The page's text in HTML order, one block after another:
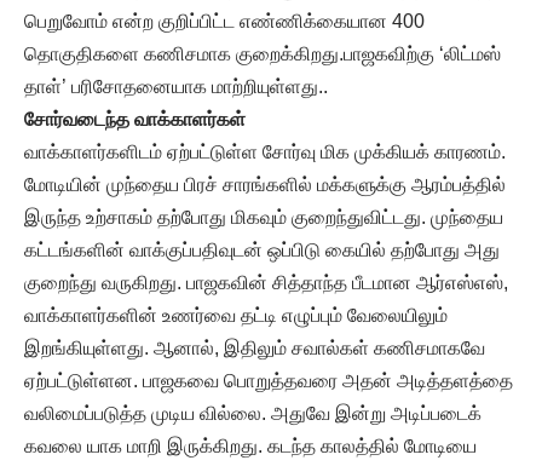
பெறுவோம் என்ற குறிப்பிட்ட எண்ணிக்கையான 400
தொகுதிகளை கணிசமாக குறைக்கிறது.பாஜகவிற்கு ‘லிட்மஸ்
தாள்’ பரிசோதனையாக மாற்றியுள்ளது..
சோர்வடைந்த வாக்காளர்கள்
வாக்காளர்களிடம் ஏற்பட்டுள்ள சோர்வு மிக முக்கியக் காரணம்.
மோடியின் முந்தைய பிரச் சாரங்களில் மக்களுக்கு ஆரம்பத்தில்
இருந்த உற்சாகம் தற்போது மிகவும் குறைந்துவிட்டது. முந்தைய
கட்டங்களின் வாக்குப்பதிவுடன் ஒப்பிடு கையில் தற்போது அது
குறைந்து வருகிறது. பாஜகவின் சித்தாந்த பீடமான ஆர்எஸ்எஸ்,
வாக்காளர்களின் உணர்வை தட்டி எழுப்பும் வேலையிலும்
இறங்கியுள்ளது. ஆனால், இதிலும் சவால்கள் கணிசமாகவே
ஏற்பட்டுள்ளன. பாஜகவை பொறுத்தவரை அதன் அடித்தளத்தை
வலிமைப்படுத்த முடிய வில்லை. அதுவே இன்று அடிப்படைக்
கவலை யாக மாறி இருக்கிறது. கடந்த காலத்தில் மோடியை